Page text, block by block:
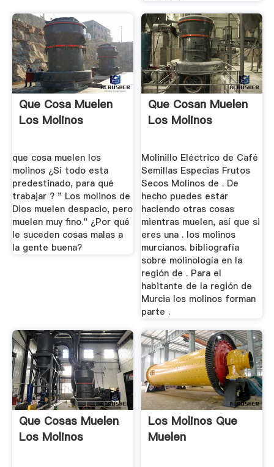
Que Cosa Muelen
Los Molinos
que cosa muelen los
molinos ¿Si todo esta
predestinado, para qué
trabajar ? " Los molinos de
Dios muelen despacio, pero
muelen muy fino." ¿Por qué
le suceden cosas malas a
la gente buena?
Que Cosan Muelen
Los Molinos
Molinillo Eléctrico de Café
Semillas Especias Frutos
Secos Molinos de . De
hecho puedes estar
haciendo otras cosas
mientras muelen, así que si
eres una . los molinos
murcianos. bibliografía
sobre molinología en la
región de . Para el
habitante de la región de
Murcia los molinos forman
parte .
Que Cosas Muelen
Los Molinos
Los Molinos Que
Muelen